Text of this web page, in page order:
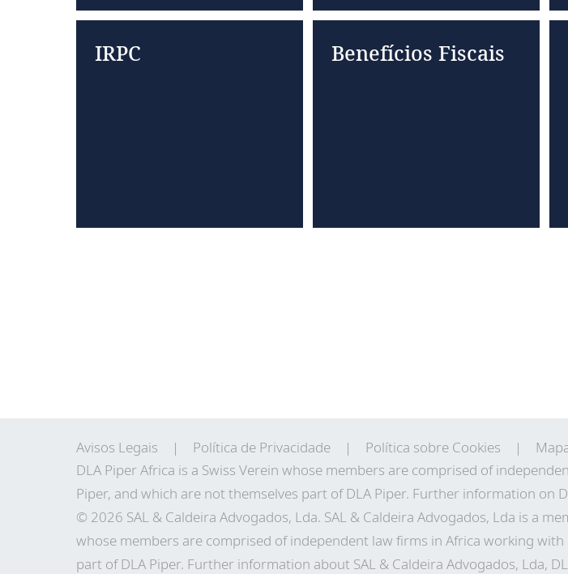
IRPC Benefícios Fiscais
Avisos Legais Política de Privacidade Política sobre Cookies
DLA Piper Africa is a Swiss Verein whose members are comprised of
Piper, and which are not themselves part of DLA Piper. Further information on
© 2026 SAL & Caldeira Advogados, Lda. SAL & Caldeira Advogados, Lda is a
whose members are comprised of independent law firms in Africa working with
part of DLA Piper. Further information about SAL & Caldeira Advogados, Lda,